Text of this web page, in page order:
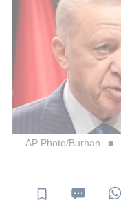
AP Photo/Burhan